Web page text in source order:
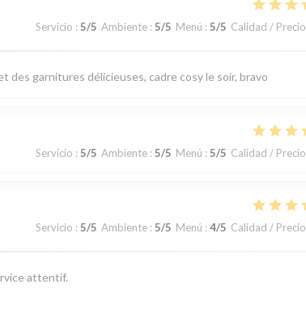
Servicio : 5/5 Ambiente : 5/5 Menú : 5/5 Calidad / Precio
garnitures délicieuses, cadre cosy le soir, bravo
Servicio : 5/5 Ambiente : 5/5 Menú : 5/5 Calidad / Precio
Servicio : 5/5 Ambiente : 5/5 Menú : 4/5 Calidad / Precio
attentif.